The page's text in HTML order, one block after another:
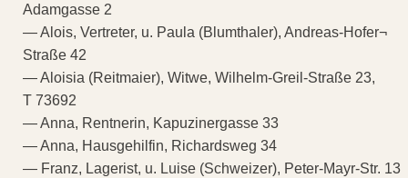
Adamgasse 2
— Alois, Vertreter, u. Paula (Blumthaler), Andreas-Hofer¬
Straße 42
— Aloisia (Reitmaier), Witwe, Wilhelm-Greil-Straße 23,
T 73692
— Anna, Rentnerin, Kapuzinergasse 33
— Anna, Hausgehilfin, Richardsweg 34
— Franz, Lagerist, u. Luise (Schweizer), Peter-Mayr-Str. 13